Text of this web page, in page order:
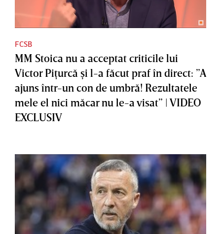
FCSB
MM Stoica nu a acceptat criticile lui
Victor Piţurcă şi l-a făcut praf în direct: ”A
ajuns într-un con de umbră! Rezultatele
mele el nici măcar nu le-a visat” | VIDEO
EXCLUSIV